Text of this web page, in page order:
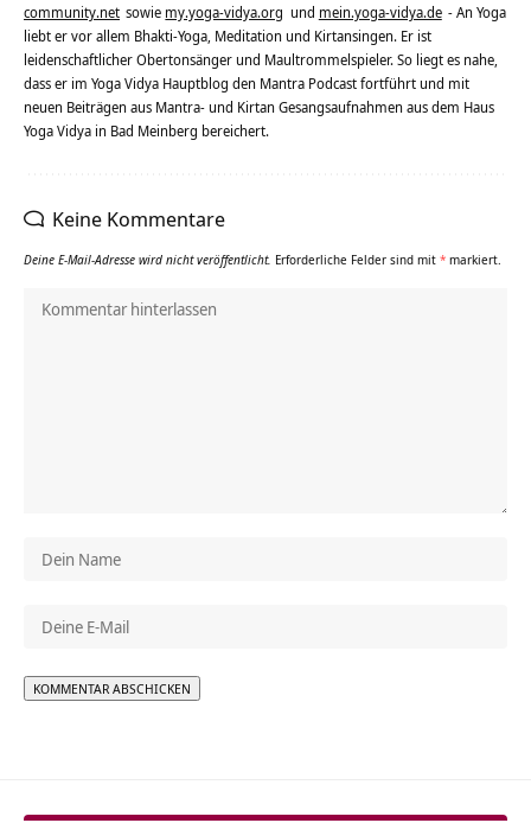
community.net sowie my.yoga-vidya.org und mein.yoga-vidya.de - An Yoga
liebt er vor allem Bhakti-Yoga, Meditation und Kirtansingen. Er ist
leidenschaftlicher Obertonsänger und Maultrommelspieler. So liegt es nahe,
dass er im Yoga Vidya Hauptblog den Mantra Podcast fortführt und mit
neuen Beiträgen aus Mantra- und Kirtan Gesangsaufnahmen aus dem Haus
Yoga Vidya in Bad Meinberg bereichert.
Keine Kommentare
Deine E-Mail-Adresse wird nicht veröffentlicht. Erforderliche Felder sind mit * markiert.